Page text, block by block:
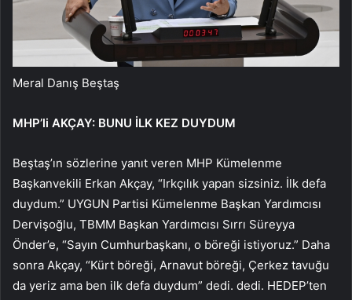
Meral Danış Beştaş
MHP’li AKÇAY: BUNU İLK KEZ DUYDUM
Beştaş’ın sözlerine yanıt veren MHP Kümelenme
Başkanvekili Erkan Akçay, “Irkçılık yapan sizsiniz. İlk defa
duydum.” UYGUN Partisi Kümelenme Başkan Yardımcısı
Dervişoğlu, TBMM Başkan Yardımcısı Sırrı Süreyya
Önder’e, “Sayın Cumhurbaşkanı, o böreği istiyoruz.” Daha
sonra Akçay, “Kürt böreği, Arnavut böreği, Çerkez tavuğu
da yeriz ama ben ilk defa duydum” dedi. dedi. HEDEP’ten